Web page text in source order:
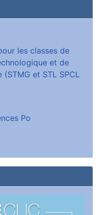
les classes de
et de
et STL SPCL
Po